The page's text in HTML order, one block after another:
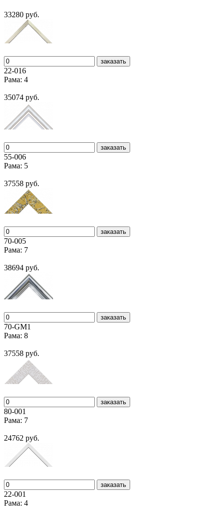
33280 руб.
заказать
22-016
Рама: 4
35074 руб.
заказать
55-006
Рама: 5
37558 руб.
заказать
70-005
Рама: 7
38694 руб.
заказать
70-GM1
Рама: 8
37558 руб.
заказать
80-001
Рама: 7
24762 руб.
заказать
22-001
Рама: 4